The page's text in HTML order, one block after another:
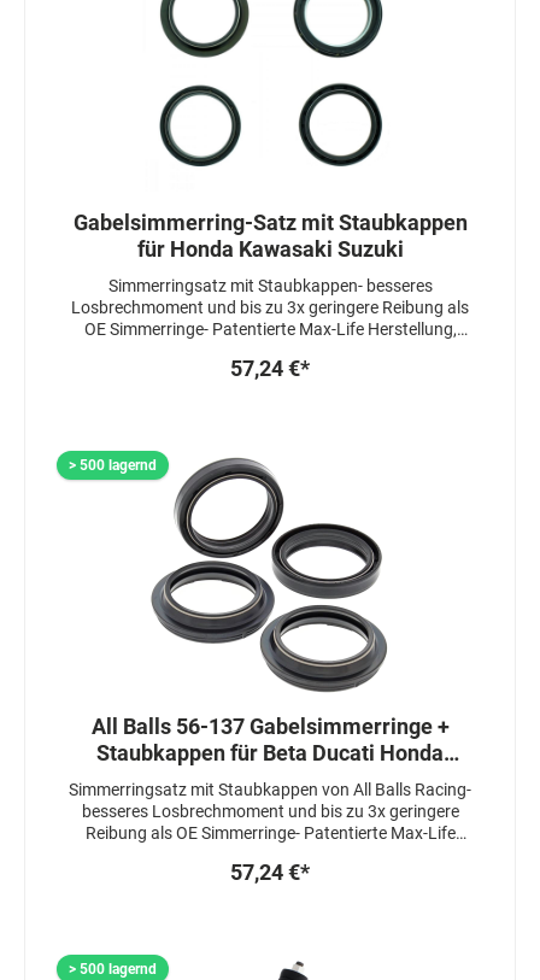
Gabelsimmerring-Satz mit Staubkappen
für Honda Kawasaki Suzuki
Simmerringsatz mit Staubkappen- besseres
Losbrechmoment und bis zu 3x geringere Reibung als
OE Simmerringe- Patentierte Max-Life Herstellung,
Simmerringe sind 3 fach gedichtet- Staubkappen sind
57,24 €*
> 500 lagernd
All Balls 56-137 Gabelsimmerringe +
Staubkappen für Beta Ducati Honda
Suzuki Kawasaki 43X55X9.5
Simmerringsatz mit Staubkappen von All Balls Racing-
besseres Losbrechmoment und bis zu 3x geringere
Reibung als OE Simmerringe- Patentierte Max-Life
erhöht- Simmerringe sind 3 fach gedichtet-
57,24 €*
> 500 lagernd